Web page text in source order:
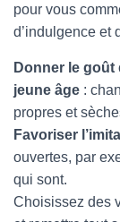
pour vous
d’indulgence et
Donner le
jeune âge :
propres et
Favoriser
ouvertes, par
qui sont.
Choisissez des